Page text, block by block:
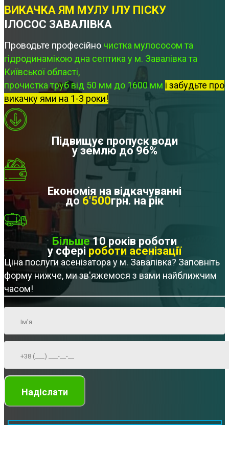
ВИКАЧКА ЯМ МУЛУ ІЛУ ПІСКУ
ІЛОСОС ЗАВАЛІВКА
Проводьте професійно чистка мулососом та
гідродинамікою дна септика у м. Завалівка та
Київської області,
прочистка труб від 50 мм до 1600 мм і забудьте про
викачку ями на 1-3 роки!
Підвищує пропуск води
у землю до 96%
Економія на відкачуванні
до 6'500грн. на рік
Більше10 років роботи
у сфері роботи асенізації
Ціна послуги асенізатора у м. Завалівка? Заповніть
форму нижче, ми зв'яжемося з вами найближчим
часом!